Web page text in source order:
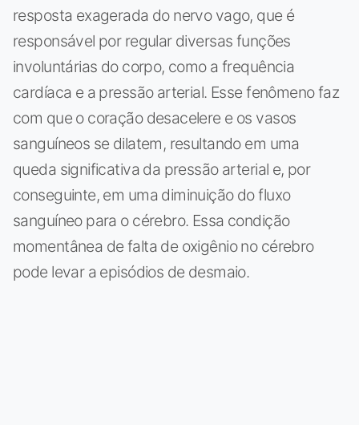
resposta exagerada do nervo vago, que é
responsável por regular diversas funções
involuntárias do corpo, como a frequência
cardíaca e a pressão arterial. Esse fenômeno faz
com que o coração desacelere e os vasos
sanguíneos se dilatem, resultando em uma
queda significativa da pressão arterial e, por
conseguinte, em uma diminuição do fluxo
sanguíneo para o cérebro. Essa condição
momentânea de falta de oxigênio no cérebro
pode levar a episódios de desmaio.